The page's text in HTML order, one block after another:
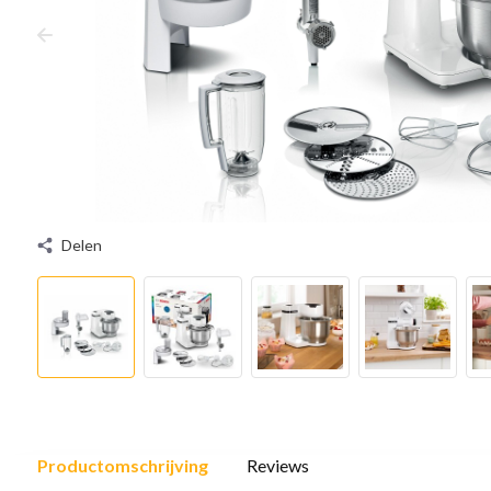
Delen
Productomschrijving Reviews